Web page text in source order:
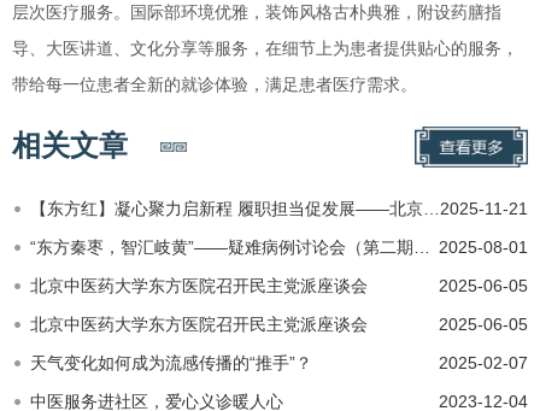
层次医疗服务。国际部环境优雅，装饰风格古朴典雅，附设药膳指
导、大医讲道、文化分享等服务，在细节上为患者提供贴心的服务，
带给每一位患者全新的就诊体验，满足患者医疗需求。
相关文章
2025-11-21
【东方红】凝心聚力启新程 履职担当促发展——北京中医药大学东方医院李慧当选农工党丰台区委五支部主任委员
2025-08-01
“东方秦枣，智汇岐黄”——疑难病例讨论会（第二期）成功举办
2025-06-05
北京中医药大学东方医院召开民主党派座谈会
2025-06-05
北京中医药大学东方医院召开民主党派座谈会
2025-02-07
天气变化如何成为流感传播的“推手”？
2023-12-04
中医服务进社区，爱心义诊暖人心